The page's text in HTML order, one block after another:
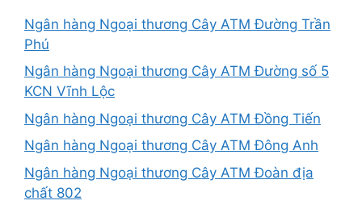
Ngân hàng Ngoại thương Cây ATM Đường Trần
Phú
Ngân hàng Ngoại thương Cây ATM Đường số 5
KCN Vĩnh Lộc
Ngân hàng Ngoại thương Cây ATM Đồng Tiến
Ngân hàng Ngoại thương Cây ATM Đông Anh
Ngân hàng Ngoại thương Cây ATM Đoàn địa
chất 802